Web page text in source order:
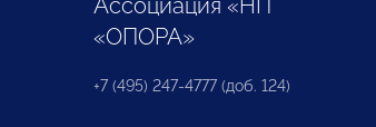
Ассоциация «НП
«ОПОРА»
+7 (495) 247-4777 (доб. 124)